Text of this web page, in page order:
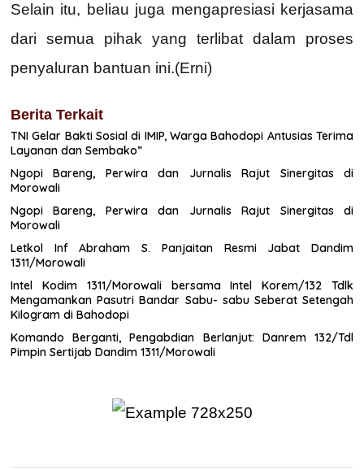
Selain itu, beliau juga mengapresiasi kerjasama
dari semua pihak yang terlibat dalam proses
penyaluran bantuan ini.(Erni)
Berita Terkait
TNI Gelar Bakti Sosial di IMIP, Warga Bahodopi Antusias Terima
Layanan dan Sembako”
Ngopi Bareng, Perwira dan Jurnalis Rajut Sinergitas di
Morowali
Ngopi Bareng, Perwira dan Jurnalis Rajut Sinergitas di
Morowali
Letkol Inf Abraham S. Panjaitan Resmi Jabat Dandim
1311/Morowali
Intel Kodim 1311/Morowali bersama Intel Korem/132 Tdlk
Mengamankan Pasutri Bandar Sabu- sabu Seberat Setengah
Kilogram di Bahodopi
Komando Berganti, Pengabdian Berlanjut: Danrem 132/Tdl
Pimpin Sertijab Dandim 1311/Morowali